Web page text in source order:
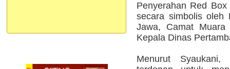
Penyerahan Red
secara simbolis oleh
Jawa, Camat
Kepala Dinas
Menurut